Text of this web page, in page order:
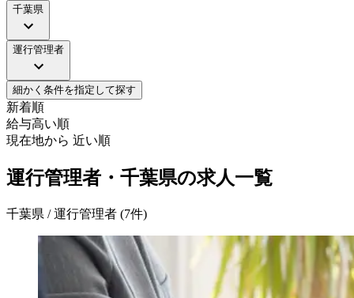
千葉県
運行管理者
細かく条件を指定して探す
新着順
給与高い順
現在地から 近い順
運行管理者・千葉県の求人一覧
千葉県 / 運行管理者 (7件)